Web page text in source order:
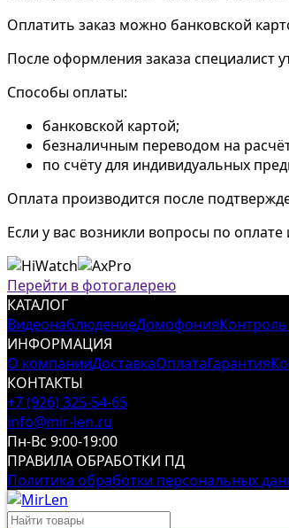
Оплатить заказ можно банковской
После оформления заказа специалист
Способы оплаты:
банковской картой;
безналичным переводом на
по счёту для индивидуальных
Оплата производится после
Если у вас возникли вопросы по
Перейти в фотогалерею
КАТАЛОГ
ВидеонаблюдениеДомофонияКонтроль
ИНФОРМАЦИЯ
О компанииДоставкаОплатаГарантия
КОНТАКТЫ
+7 (926) 325-54-65
info@mir-len.ru
Пн-Вс 9:00-19:00
ПРАВИЛА ОБРАБОТКИ ПД
Политика обработки персональных